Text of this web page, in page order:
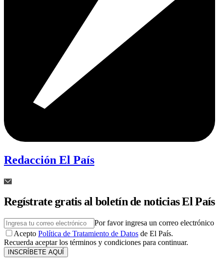
Redacción El País
Regístrate gratis al boletín de noticias El País
Por favor ingresa un correo electrónico
Acepto Política de Tratamiento de Datos de El País.
Recuerda aceptar los términos y condiciones para continuar.
INSCRÍBETE AQUÍ